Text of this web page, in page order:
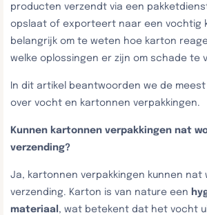
producten verzendt via een
opslaat of exporteert naar een vochtig
belangrijk om te weten hoe karton
welke oplossingen er zijn om schade te
In dit artikel beantwoorden we de
over vocht en kartonnen verpakkingen.
Kunnen kartonnen verpakkingen nat
verzending?
Ja, kartonnen verpakkingen kunnen nat
verzending. Karton is van nature een
materiaal , wat betekent dat het vocht